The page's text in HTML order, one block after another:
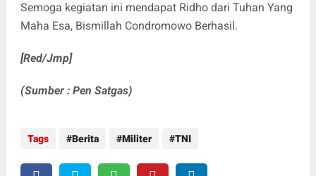
Semoga kegiatan ini mendapat Ridho dari Tuhan Yang
Maha Esa, Bismillah Condromowo Berhasil.
[Red/Jmp]
(Sumber : Pen Satgas)
Tags Berita Militer TNI